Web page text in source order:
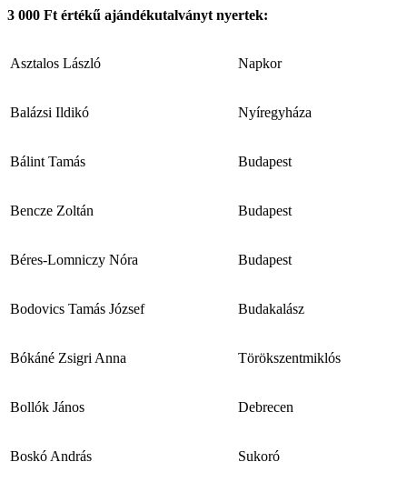
3 000 Ft értékű ajándékutalványt nyertek:
Asztalos László Napkor
Balázsi Ildikó Nyíregyháza
Bálint Tamás Budapest
Bencze Zoltán Budapest
Béres-Lomniczy Nóra Budapest
Bodovics Tamás József Budakalász
Bókáné Zsigri Anna Törökszentmiklós
Bollók János Debrecen
Boskó András Sukoró